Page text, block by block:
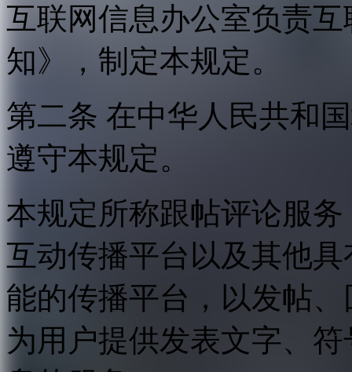
互联网信息办公室负责
知》，制定本规定。
第二条 在中华人民共和
遵守本规定。
本规定所称跟帖评论服
互动传播平台以及其他
能的传播平台，以发帖
为用户提供发表文字、